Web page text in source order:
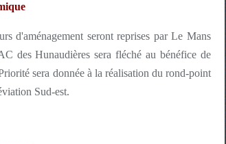
d'aménagement seront reprises par Le Mans
des Hunaudières sera fléché au bénéfice de
sera donnée à la réalisation du rond-point
Sud-est.